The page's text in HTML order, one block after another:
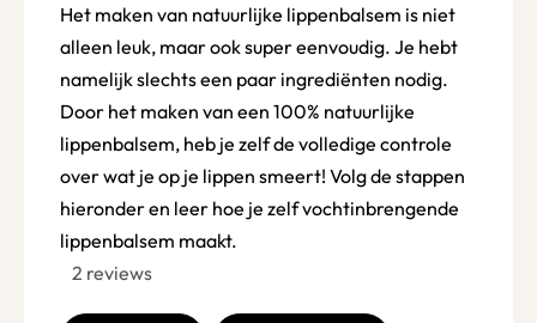
Het maken van natuurlijke lippenbalsem is niet
alleen leuk, maar ook super eenvoudig. Je hebt
namelijk slechts een paar ingrediënten nodig.
Door het maken van een 100% natuurlijke
lippenbalsem, heb je zelf de volledige controle
over wat je op je lippen smeert! Volg de stappen
hieronder en leer hoe je zelf vochtinbrengende
lippenbalsem maakt.
2 reviews